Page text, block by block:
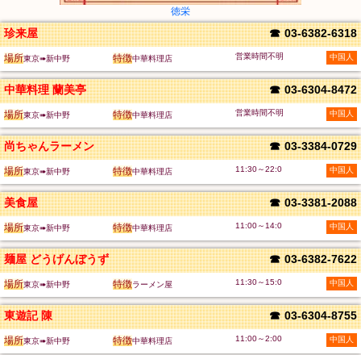
徳栄
珍来屋 ☎ 03-6382-6318
場所東京➠新中野 特徴中華料理店 営業時間不明 中国人
中華料理 蘭美亭 ☎ 03-6304-8472
場所東京➠新中野 特徴中華料理店 営業時間不明 中国人
尚ちゃんラーメン ☎ 03-3384-0729
場所東京➠新中野 特徴中華料理店 11:30～22:0 中国人
美食屋 ☎ 03-3381-2088
場所東京➠新中野 特徴中華料理店 11:00～14:0 中国人
麺屋 どうげんぼうず ☎ 03-6382-7622
場所東京➠新中野 特徴ラーメン屋 11:30～15:0 中国人
東遊記 陳 ☎ 03-6304-8755
場所東京➠新中野 特徴中華料理店 11:00～2:00 中国人